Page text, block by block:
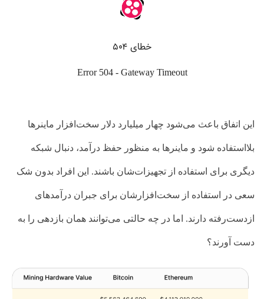
این اتفاق باعث می‌شود چهار میلیارد دلار سخت‌افزار ماینرها
بلااستفاده شود و ماینرها به منظور حفظ درآمد، دنبال شبکه
دیگری برای استفاده از تجهیزات‌شان باشند. این افراد بدون شک
سعی در استفاده از سخت‌افزارشان برای جبران درآمدهای
ازدست‌رفته دارند. اما در چه حالتی می‌توانند همان بازدهی را به‌
دست آورند؟